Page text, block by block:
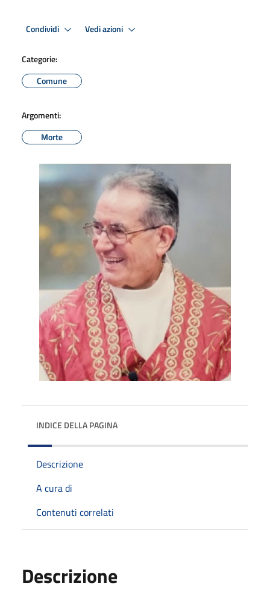
Condividi Vedi azioni
Categorie:
Comune
Argomenti:
Morte
INDICE DELLA PAGINA
Descrizione
A cura di
Contenuti correlati
Descrizione